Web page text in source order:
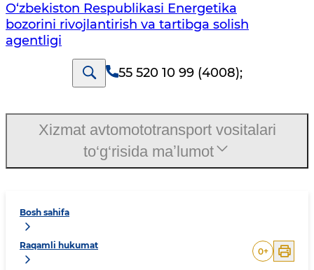
O‘zbekiston Respublikasi Energetika
bozorini rivojlantirish va tartibga solish
agentligi
55 520 10 99 (4008);
Bosh sahifa
Raqamli hukumat
0+
Xizmat avtomototransport vositalari
to‘g‘risida maʼlumot